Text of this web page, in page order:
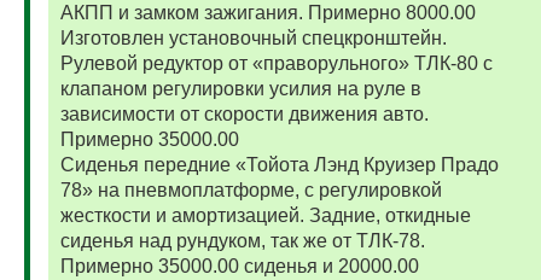
АКПП и замком зажигания. Примерно 8000.00
Изготовлен установочный спецкронштейн.
Рулевой редуктор от «праворульного» ТЛК-80 с
клапаном регулировки усилия на руле в
зависимости от скорости движения авто.
Примерно 35000.00
Сиденья передние «Тойота Лэнд Круизер Прадо
78» на пневмоплатформе, с регулировкой
жесткости и амортизацией. Задние, откидные
сиденья над рундуком, так же от ТЛК-78.
Примерно 35000.00 сиденья и 20000.00